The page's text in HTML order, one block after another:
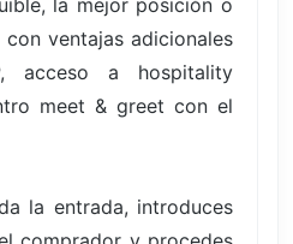
ventajas adicionales
acceso a hospitality
meet & greet con el
la entrada, introduces